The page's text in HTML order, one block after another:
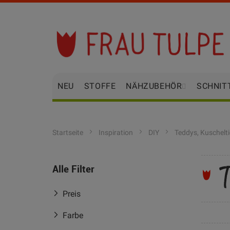
Inhalt
springen
NEU STOFFE NÄHZUBEHÖR
Startseite Inspiration DIY Teddys,
Alle Filter
Preis
Farbe